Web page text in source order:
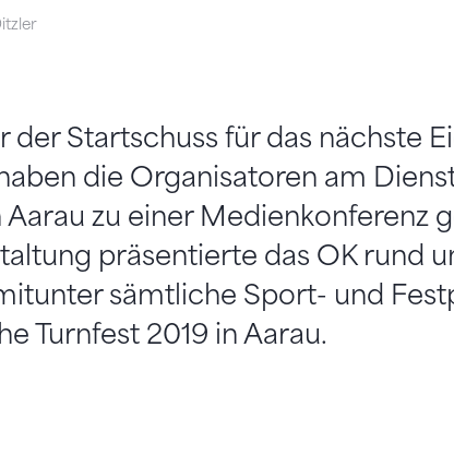
der Startschuss für das nächste
die Organisatoren am
zu einer Medienkonferenz
präsentierte das OK rund
sämtliche Sport- und
Turnfest 2019 in Aarau.